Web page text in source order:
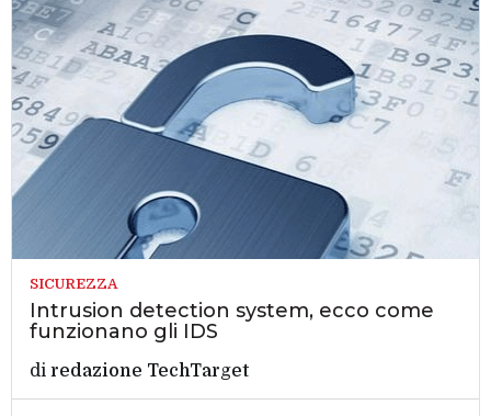
SICUREZZA
Intrusion detection system, ecco come
funzionano gli IDS
diredazione TechTarget